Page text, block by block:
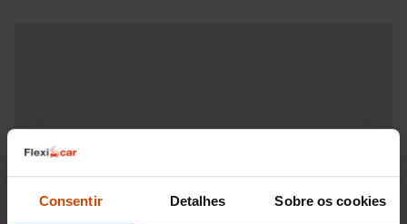
Consentir Detalhes Sobre os cookies